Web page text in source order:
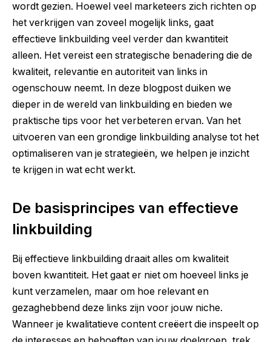
wordt gezien. Hoewel veel marketeers zich richten op
het verkrijgen van zoveel mogelijk links, gaat
effectieve linkbuilding veel verder dan kwantiteit
alleen. Het vereist een strategische benadering die de
kwaliteit, relevantie en autoriteit van links in
ogenschouw neemt. In deze blogpost duiken we
dieper in de wereld van linkbuilding en bieden we
praktische tips voor het verbeteren ervan. Van het
uitvoeren van een grondige linkbuilding analyse tot het
optimaliseren van je strategieën, we helpen je inzicht
te krijgen in wat echt werkt.
De basisprincipes van effectieve
linkbuilding
Bij effectieve linkbuilding draait alles om kwaliteit
boven kwantiteit. Het gaat er niet om hoeveel links je
kunt verzamelen, maar om hoe relevant en
gezaghebbend deze links zijn voor jouw niche.
Wanneer je kwalitatieve content creëert die inspeelt op